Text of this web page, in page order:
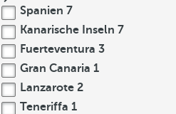
Spanien 7
Kanarische Inseln 7
Fuerteventura 3
Gran Canaria 1
Lanzarote 2
Teneriffa 1